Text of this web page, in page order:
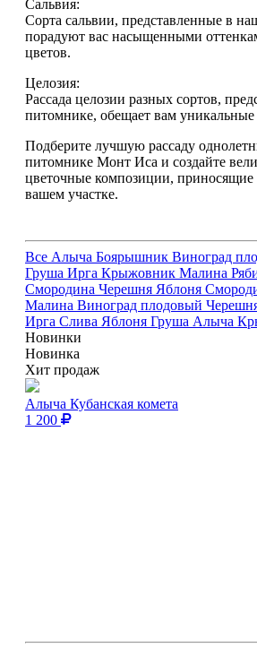
Сальвия:
Сорта сальвии, представленные в
порадуют вас насыщенными
цветов.
Целозия:
Рассада целозии разных сортов,
питомнике, обещает вам
Подберите лучшую рассаду
питомнике Монт Иса и создайте
цветочные композиции, приносящие
вашем участке.
Все Алыча Боярышник Виноград
Груша Ирга Крыжовник Малина
Смородина Черешня Яблоня
Малина Виноград плодовый
Ирга Слива Яблоня Груша Алыча
Новинки
Новинка
Хит продаж
Алыча Кубанская комета
1 200